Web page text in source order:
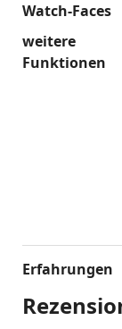
Watch-Faces
weitere
Funktionen
Erfahrungen